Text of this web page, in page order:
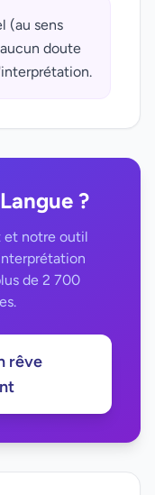
(au sens
doute
?
et notre outil
de 2 700
rêve